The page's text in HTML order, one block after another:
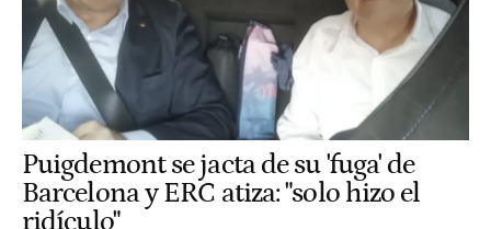
Puigdemont se jacta de su 'fuga' de
Barcelona y ERC atiza: "solo hizo el
ridículo"